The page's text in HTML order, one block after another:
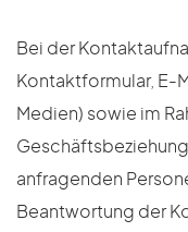
Bei der
Kontaktformular, E-
Medien) sowie im
anfragenden
Beantwortung der